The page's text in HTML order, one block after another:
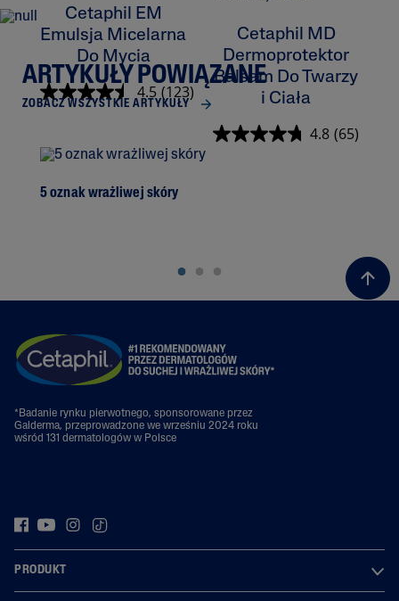
Cetaphil EM
Emulsja Micelarna
Do Mycia
4.5 (123)
Cetaphil MD
Dermoprotektor
Balsam Do Twarzy
i Ciała
4.8 (65)
ARTYKUŁY POWIĄZANE
ZOBACZ WSZYSTKIE ARTYKUŁY
5 oznak wrażliwej skóry
*Badanie rynku pierwotnego, sponsorowane przez
Galderma, przeprowadzone we wrześniu 2024 roku
wśród 131 dermatologów w Polsce
PRODUKT